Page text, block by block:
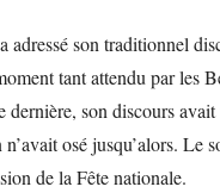
a adressé son traditionnel
tant attendu par les
dernière, son discours
osé jusqu’alors. Le
de la Fête nationale.